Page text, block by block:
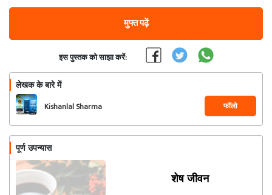
मुफ्त पढ़ें
इस पुस्तक को साझा करें:
लेखक के बारे में
Kishanlal Sharma फॉलो
पूर्ण उपन्यास
शेष जीवन